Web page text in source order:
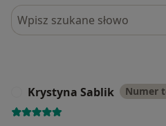
Szukaj w opiniach
Krystyna Sablik Numer